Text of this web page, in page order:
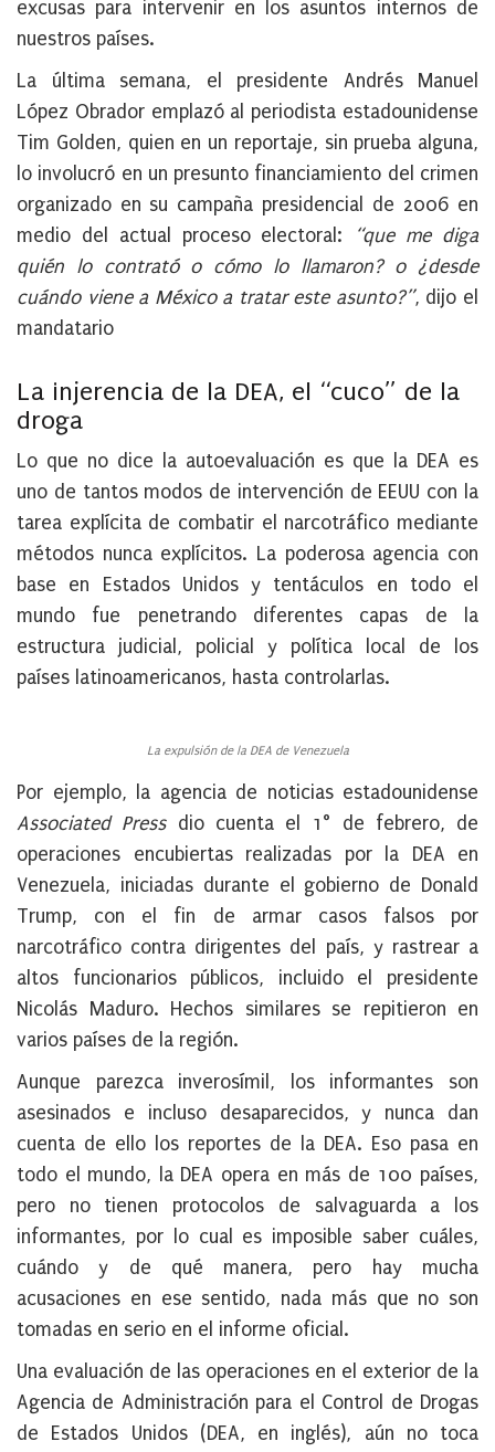
excusas para intervenir en los asuntos internos de
nuestros países.
La última semana, el presidente Andrés Manuel
López Obrador emplazó al periodista estadounidense
Tim Golden, quien en un reportaje, sin prueba alguna,
lo involucró en un presunto financiamiento del crimen
organizado en su campaña presidencial de 2006 en
medio del actual proceso electoral:
“que me diga
quién lo contrató o cómo lo llamaron? o ¿desde
cuándo viene a México a tratar este asunto?”, dijo el
mandatario
La injerencia de la DEA, el “cuco” de la
droga
Lo que no dice la autoevaluación es que la DEA es
uno de tantos modos de intervención de EEUU con la
tarea explícita de combatir el narcotráfico mediante
métodos nunca explícitos. La poderosa agencia con
base en Estados Unidos y tentáculos en todo el
mundo fue penetrando diferentes capas de la
estructura judicial, policial y política local de los
países latinoamericanos, hasta controlarlas.
La expulsión de la DEA de Venezuela
Por ejemplo, la agencia de noticias estadounidense
Associated Press dio cuenta el 1° de febrero, de
operaciones encubiertas realizadas por la DEA en
Venezuela, iniciadas durante el gobierno de Donald
Trump, con el fin de armar casos falsos por
narcotráfico contra dirigentes del país, y rastrear a
altos funcionarios públicos, incluido el presidente
Nicolás Maduro. Hechos similares se repitieron en
varios países de la región.
Aunque parezca inverosímil, los informantes son
asesinados e incluso desaparecidos, y nunca dan
cuenta de ello los reportes de la DEA. Eso pasa en
todo el mundo, la DEA opera en más de 100 países,
pero no tienen protocolos de salvaguarda a los
informantes, por lo cual es imposible saber cuáles,
cuándo y de qué manera, pero hay mucha
acusaciones en ese sentido, nada más que no son
tomadas en serio en el informe oficial.
Una evaluación de las operaciones en el exterior de la
Agencia de Administración para el Control de Drogas
de Estados Unidos (DEA, en inglés), aún no toca